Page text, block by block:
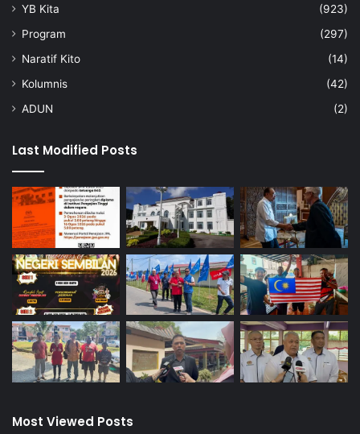
YB Kita
(923)
Program
(297)
Naratif Kito
(14)
Kolumnis
(42)
ADUN
(2)
Last Modified Posts
Most Viewed Posts